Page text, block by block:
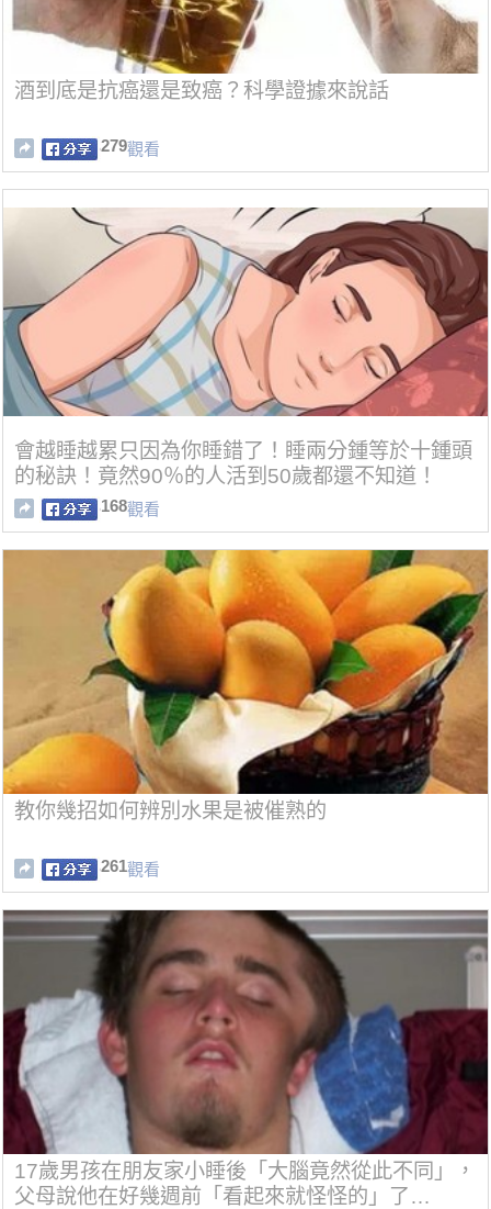
酒到底是抗癌還是致癌？科學證據來說話
279觀看
會越睡越累只因為你睡錯了！睡兩分鍾等於十鍾頭
的秘訣！竟然90％的人活到50歲都還不知道！
168觀看
教你幾招如何辨別水果是被催熟的
261觀看
17歲男孩在朋友家小睡後「大腦竟然從此不同」，
父母說他在好幾週前「看起來就怪怪的」了…